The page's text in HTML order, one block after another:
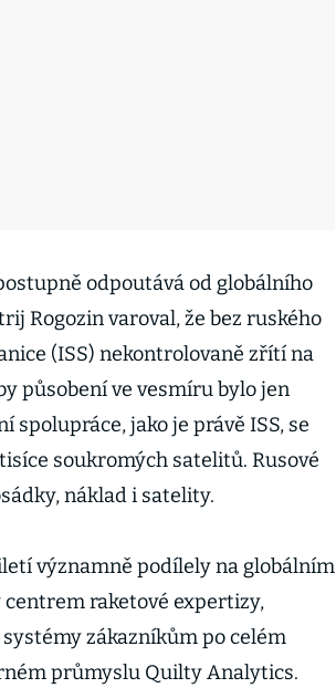
odpoutává od globálního
Rogozin varoval, že bez ruského
(ISS) nekontrolovaně zřítí na
působení ve vesmíru bylo jen
jako je právě ISS, se
soukromých satelitů. Rusové
náklad i satelity.
významně podílely na globálním
raketové expertizy,
zákazníkům po celém
průmyslu Quilty Analytics.